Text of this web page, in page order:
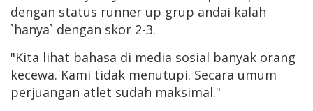
dengan status runner up grup andai kalah
`hanya` dengan skor 2-3.
"Kita lihat bahasa di media sosial banyak orang
kecewa. Kami tidak menutupi. Secara umum
perjuangan atlet sudah maksimal."